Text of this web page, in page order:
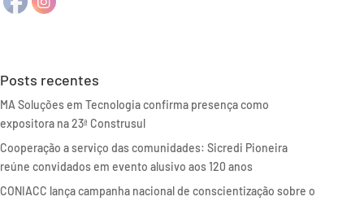
Posts recentes
MA Soluções em Tecnologia confirma presença como
expositora na 23ª Construsul
Cooperação a serviço das comunidades: Sicredi Pioneira
reúne convidados em evento alusivo aos 120 anos
CONIACC lança campanha nacional de conscientização sobre o